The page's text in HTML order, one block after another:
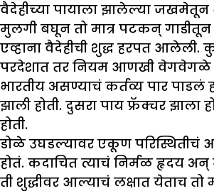
वैदेहीच्या पायाला झालेल्या
मुलगी बघून तो मात्र पटकन्
एव्हाना वैदेहीची शुद्ध हरपत
परदेशात तर नियम आणखी वेगवेगळे
भारतीय असण्याचं कर्तव्य पार पाडलं
झाली होती. दुसरा पाय फ्रॅक्चर झाला
होती.
डोळे उघडल्यावर एकूण परिस्थितीचं
होतं. कदाचित त्याचं निर्मळ हृदय
ती शुद्धीवर आल्याचं लक्षात येताच